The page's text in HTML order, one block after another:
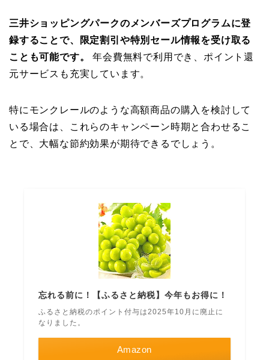
三井ショッピングパークのメンバーズプログラムに登
録することで、限定割引や特別セール情報を受け取る
ことも可能です。
年会費無料で利用でき、ポイント還
元サービスも充実しています。
特にモンクレールのような高額商品の購入を検討して
いる場合は、これらのキャンペーン時期と合わせるこ
とで、大幅な節約効果が期待できるでしょう。
忘れる前に！【ふるさと納税】今年もお得に！
ふるさと納税のポイント付与は2025年10月に廃止に
なりました。
Amazon